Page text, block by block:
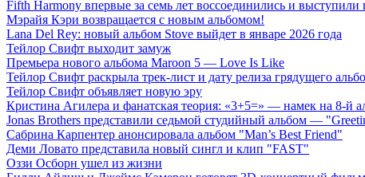
Fifth Harmony впервые за семь лет воссоединились и выступили
Мэрайя Кэри возвращается с новым альбомом!
Lana Del Rey: новый альбом Stove выйдет в январе 2026 года
Тейлор Свифт выходит замуж
Премьера нового альбома Maroon 5 — Love Is Like
Тейлор Свифт раскрыла трек-лист и дату релиза грядущего
Тейлор Свифт объявляет новую эру
Кристина Агилера и фанатская теория: «3+5=» — намек на 8-й
Jonas Brothers представили седьмой студийный альбом —
Сабрина Карпентер анонсировала альбом "Man’s Best Friend"
Деми Ловато представила новый сингл и клип "FAST"
Оззи Осборн ушел из жизни